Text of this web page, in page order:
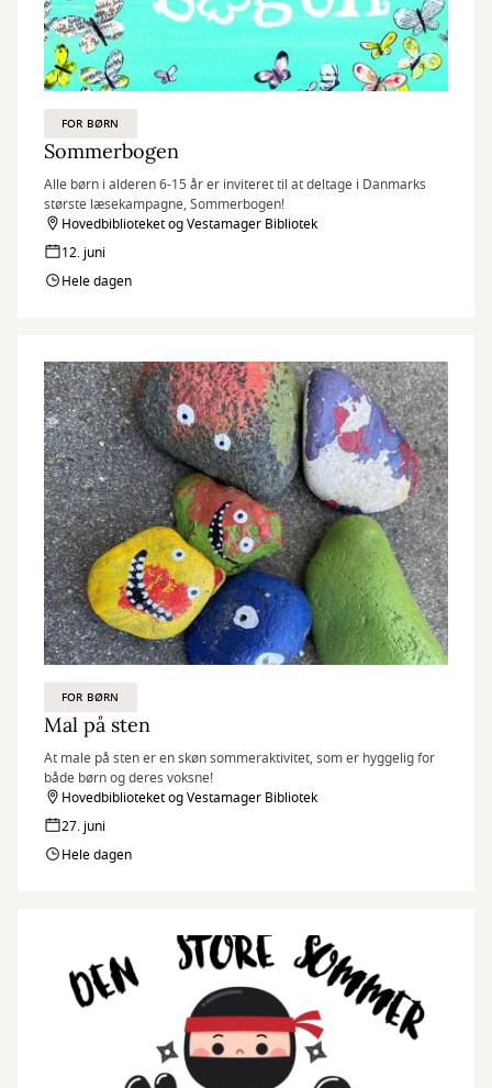
FOR BØRN
Sommerbogen
Alle børn i alderen 6-15 år er inviteret til at deltage i Danmarks
største læsekampagne, Sommerbogen!
Hovedbiblioteket og Vestamager Bibliotek
12. juni
Hele dagen
FOR BØRN
Mal på sten
At male på sten er en skøn sommeraktivitet, som er hyggelig for
både børn og deres voksne!
Hovedbiblioteket og Vestamager Bibliotek
27. juni
Hele dagen